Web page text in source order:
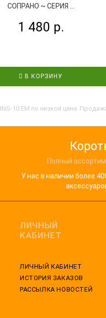
СОПРАНО ~ СЕРИЯ ...
1 480 р.
В КОРЗИНУ
10 EM по низкой цене.
Полный
У нас в наличии более
ЛИЧНЫЙ
КАБИНЕТ
ЛИЧНЫЙ КАБИНЕТ
ИСТОРИЯ ЗАКАЗОВ
РАССЫЛКА НОВОСТЕЙ